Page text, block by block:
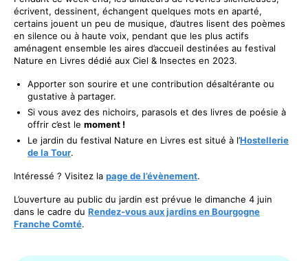
écrivent, dessinent, échangent quelques mots en aparté,
certains jouent un peu de musique, d’autres lisent des poèmes
en silence ou à haute voix, pendant que les plus actifs
aménagent ensemble les aires d’accueil destinées au festival
Nature en Livres dédié aux Ciel & Insectes en 2023.
Apporter son sourire et une contribution désaltérante ou
gustative à partager.
Si vous avez des nichoirs, parasols et des livres de poésie à
offrir c’est le moment !
Le jardin du festival Nature en Livres est situé à l’Hostellerie
de la Tour.
Intéressé ? Visitez la page de l’évènement.
L’ouverture au public du jardin est prévue le dimanche 4 juin
dans le cadre du Rendez-vous aux jardins en Bourgogne
Franche Comté.